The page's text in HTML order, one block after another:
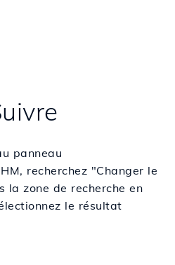
panneau
recherchez "Changer le
la zone de recherche en
le résultat